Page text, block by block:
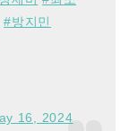
#방지민
16, 2024